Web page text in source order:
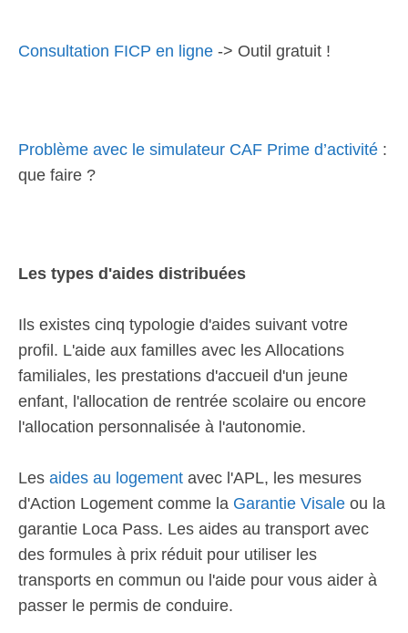
Consultation FICP en ligne -> Outil gratuit !
Problème avec le simulateur CAF Prime d’activité :
que faire ?
Les types d'aides distribuées
Ils existes cinq typologie d'aides suivant votre
profil. L'aide aux familles avec les Allocations
familiales, les prestations d'accueil d'un jeune
enfant, l'allocation de rentrée scolaire ou encore
l'allocation personnalisée à l'autonomie.
Les aides au logement avec l'APL, les mesures
d'Action Logement comme la Garantie Visale ou la
garantie Loca Pass. Les aides au transport avec
des formules à prix réduit pour utiliser les
transports en commun ou l'aide pour vous aider à
passer le permis de conduire.